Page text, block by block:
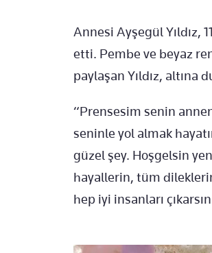
Annesi Ayşegül Yıldız,
etti. Pembe ve beyaz
paylaşan Yıldız, altına
“Prensesim senin
seninle yol almak
güzel şey. Hoşgelsin
hayallerin, tüm
hep iyi insanları